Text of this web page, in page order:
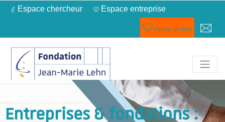
Espace chercheur Espace entreprise
Faites un don
Entreprises & fondations :